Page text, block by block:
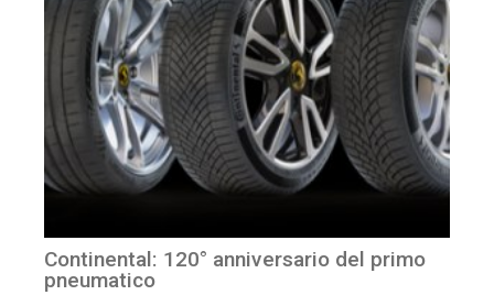
Continental: 120° anniversario del primo
pneumatico